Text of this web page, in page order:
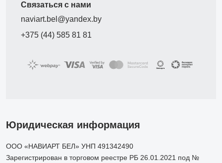
Связаться с нами
naviart.bel@yandex.by
+375 (44) 585 81 81
Юридическая информация
ООО «НАВИАРТ БЕЛ» УНП 491342490
Зарегистрирован в торговом реестре РБ 26.01.2021 под №